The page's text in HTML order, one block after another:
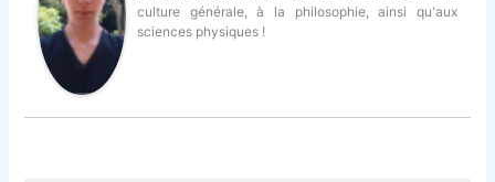
culture générale, à la philosophie, ainsi qu'aux
sciences physiques !